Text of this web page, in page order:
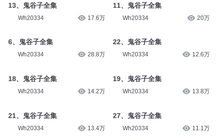
13、鬼谷子全集
Wh20334 17.6万
6、鬼谷子全集
Wh20334 28.8万
18、鬼谷子全集
Wh20334 14.2万
21、鬼谷子全集
Wh20334 13.4万
11、鬼谷子全集
Wh20334 20万
22、鬼谷子全集
Wh20334 12.6万
19、鬼谷子全集
Wh20334 13.8万
27、鬼谷子全集
Wh20334 11.1万